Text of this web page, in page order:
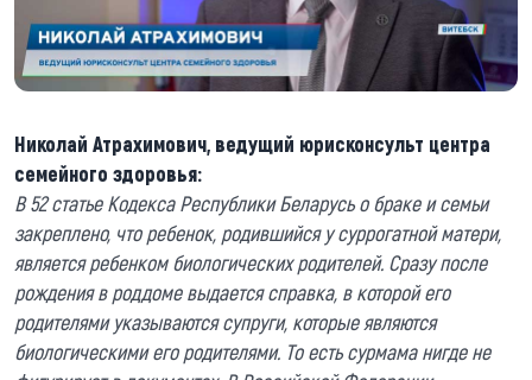
Николай Атрахимович, ведущий юрисконсульт центра
семейного здоровья:
В 52 статье Кодекса Республики Беларусь о браке и семьи
закреплено, что ребенок, родившийся у суррогатной матери,
является ребенком биологических родителей. Сразу после
рождения в роддоме выдается справка, в которой его
родителями указываются супруги, которые являются
биологическими его родителями. То есть сурмама нигде не